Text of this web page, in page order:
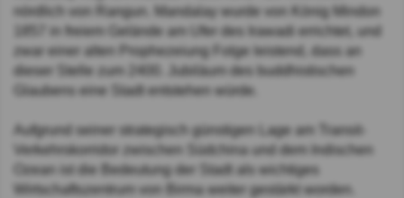
nördlich von Rangun. Mandalay wurde von König Mindon
1857 in freiem Gelände am Ufer des Irawadi errichtet, und
zwar einer alten Prophezeiung Folge leistend, dass an
dieser Stelle zum 2400. Jubiläum des buddhistischen
Glaubens eine Stadt entstehen würde.
Aufgrund seiner strategisch günstigen Lage am Transit-
Verkehrskorridor zwischen Südchina und dem Indischen
Ozean ist die Bedeutung der Stadt als wichtiges
Wirtschaftszentrum von Birma weiter gestärkt worden.